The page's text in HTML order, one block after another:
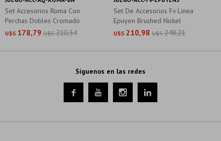
Set Accesorios Roma Con
Perchas Dobles Cromado
U$S 178,79 U$S 210,34
Set De Accesorios Fv Linea
Epuyen Brushed Nickel
U$S 210,98 U$S 248,21
Síguenos en las redes
   